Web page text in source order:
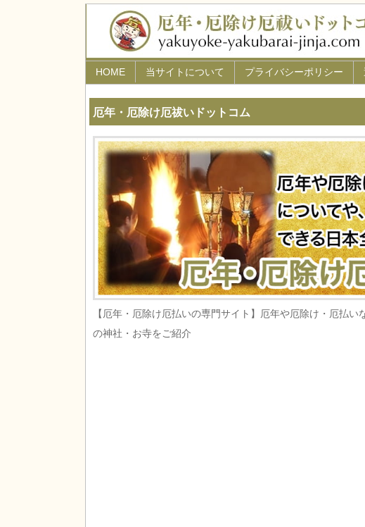
厄年・厄除け厄祓いドットコム
【厄年・厄除け厄払いの専門サイト】厄年や厄除け・厄払
の神社・お寺をご紹介
HOME 当サイトについて プライバシーポリシー